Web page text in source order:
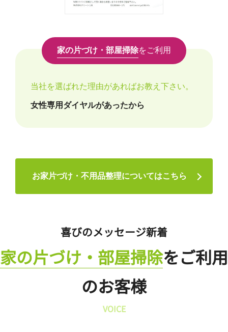
家の片づけ・部屋掃除をご利用
当社を選ばれた理由があればお教え下さい。
女性専用ダイヤルがあったから
お家片づけ・不用品整理についてはこちら
喜びのメッセージ新着
家の片づけ・部屋掃除をご利用
のお客様
VOICE